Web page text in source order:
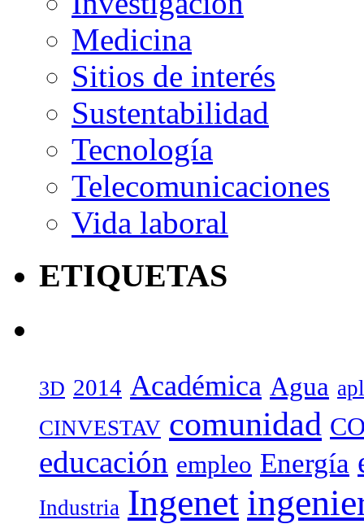
Medicina
Sitios de interés
Sustentabilidad
Tecnología
Telecomunicaciones
Vida laboral
ETIQUETAS
3D 2014 Académica Agua
CINVESTAV comunidad
educación empleo Energía
Industria Ingenet